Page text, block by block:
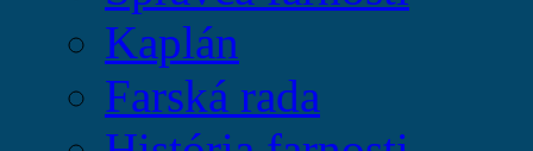
Kaplán
Farská rada